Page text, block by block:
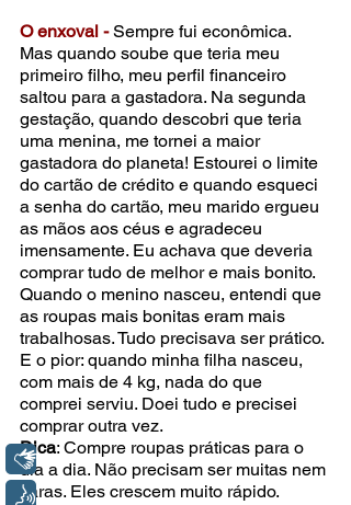
O enxoval - Sempre fui econômica.
Mas quando soube que teria meu
primeiro filho, meu perfil financeiro
saltou para a gastadora. Na segunda
gestação, quando descobri que teria
uma menina, me tornei a maior
gastadora do planeta! Estourei o limite
do cartão de crédito e quando esqueci
a senha do cartão, meu marido ergueu
as mãos aos céus e agradeceu
imensamente. Eu achava que deveria
comprar tudo de melhor e mais bonito.
Quando o menino nasceu, entendi que
as roupas mais bonitas eram mais
trabalhosas. Tudo precisava ser prático.
E o pior: quando minha filha nasceu,
com mais de 4 kg, nada do que
comprei serviu. Doei tudo e precisei
comprar outra vez.
Dica: Compre roupas práticas para o
dia a dia. Não precisam ser muitas nem
caras. Eles crescem muito rápido.
Libras
Voz